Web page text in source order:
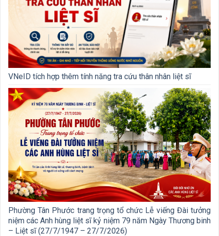
VNeID tích hợp thêm tính năng tra cứu thân nhân liệt sĩ
Phường Tân Phước trang trọng tổ chức Lễ viếng Đài tưởng
niệm các Anh hùng liệt sĩ kỷ niệm 79 năm Ngày Thương binh
– Liệt sĩ (27/7/1947 – 27/7/2026)